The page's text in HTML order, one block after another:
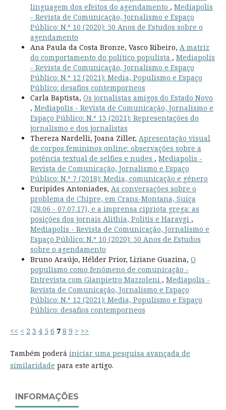
linguagem dos efeitos do agendamento , Mediapolis
- Revista de Comunicação, Jornalismo e Espaço
Público: N.º 10 (2020): 50 Anos de Estudos sobre o
agendamento
Ana Paula da Costa Bronze, Vasco Ribeiro, A matriz
do comportamento do político populista , Mediapolis
- Revista de Comunicação, Jornalismo e Espaço
Público: N.º 12 (2021): Media, Populismo e Espaço
Público: desafios contemporneos
Carla Baptista, Os jornalistas amigos do Estado Novo
, Mediapolis - Revista de Comunicação, Jornalismo e
Espaço Público: N.º 13 (2021): Representações do
jornalismo e dos jornalistas
Thereza Nardelli, Joana Ziller, Apresentação visual
de corpos femininos online: observações sobre a
potência textual de selfies e nudes , Mediapolis -
Revista de Comunicação, Jornalismo e Espaço
Público: N.º 7 (2018): Media, comunicação e género
Euripides Antoniades, As conversações sobre o
problema de Chipre, em Crans-Montana, Suíça
(28.06 - 07.07.17), e a imprensa cipriota grega: as
posições dos jornais Alithia, Politis e Haravgi ,
Mediapolis - Revista de Comunicação, Jornalismo e
Espaço Público: N.º 10 (2020): 50 Anos de Estudos
sobre o agendamento
Bruno Araújo, Hélder Prior, Liziane Guazina, O
populismo como fenómeno de comunicação -
Entrevista com Gianpietro Mazzoleni , Mediapolis -
Revista de Comunicação, Jornalismo e Espaço
Público: N.º 12 (2021): Media, Populismo e Espaço
Público: desafios contemporneos
<< < 2 3 4 5 6 7 8 9 > >>
Também poderá iniciar uma pesquisa avançada de
similaridade para este artigo.
INFORMAÇÕES